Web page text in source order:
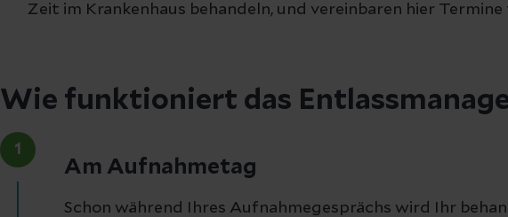
Zeit im Krankenhaus behandeln, und vereinbaren hier Termine
Wie funktioniert das
1
Am Aufnahmetag
Schon während Ihres Aufnahmegesprächs wird Ihr